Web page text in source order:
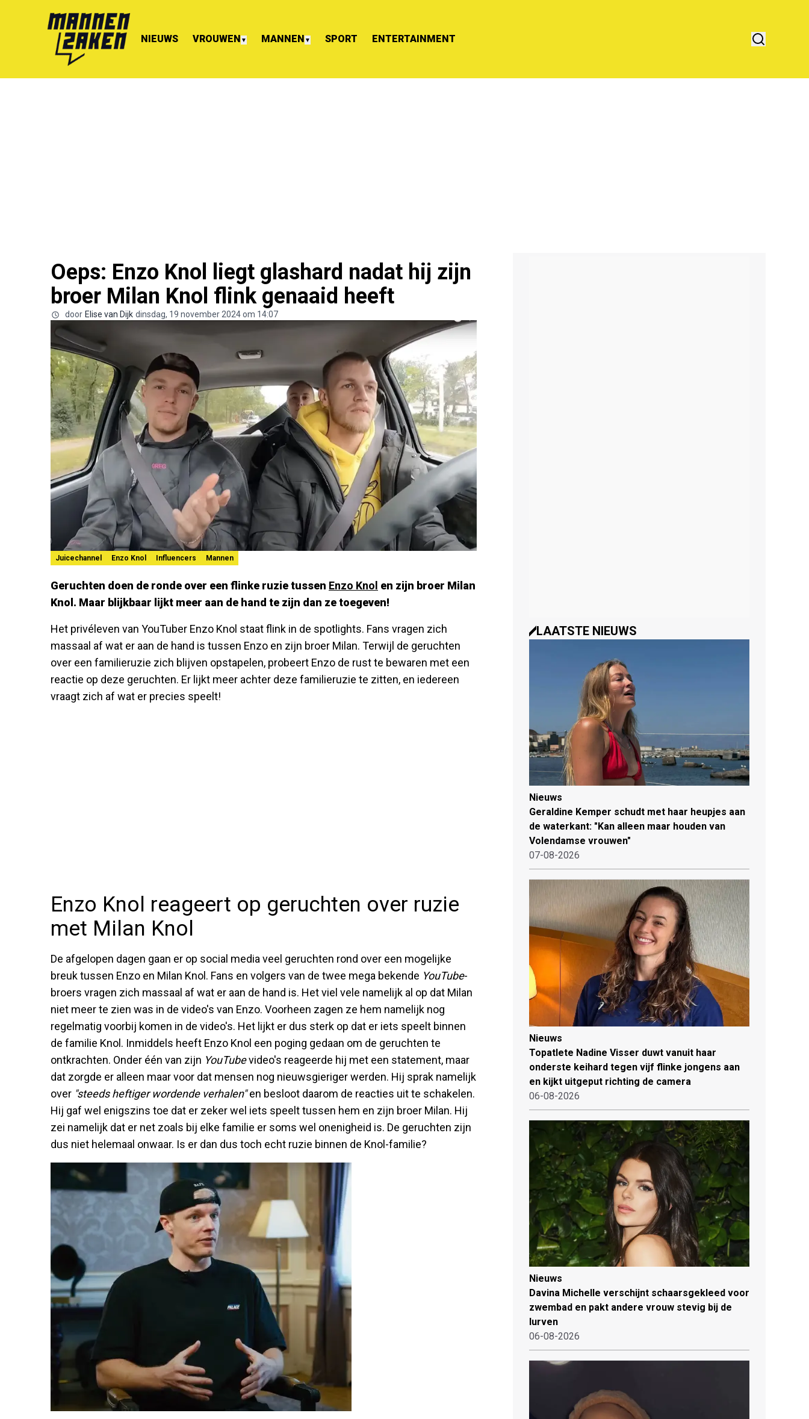
NIEUWS VROUWEN ▼ MANNEN ▼ SPORT ENTERTAINMENT
Oeps: Enzo Knol liegt glashard nadat hij zijn
broer Milan Knol flink genaaid heeft
door Elise van Dijk dinsdag, 19 november 2024 om 14:07
Juicechannel Enzo Knol Influencers Mannen
Geruchten doen de ronde over een flinke ruzie tussen Enzo Knol en zijn broer Milan
Knol. Maar blijkbaar lijkt meer aan de hand te zijn dan ze toegeven!
Het privéleven van YouTuber Enzo Knol staat flink in de spotlights. Fans vragen zich
massaal af wat er aan de hand is tussen Enzo en zijn broer Milan. Terwijl de geruchten
over een familieruzie zich blijven opstapelen, probeert Enzo de rust te bewaren met een
reactie op deze geruchten. Er lijkt meer achter deze familieruzie te zitten, en iedereen
vraagt zich af wat er precies speelt!
Enzo Knol reageert op geruchten over ruzie
met Milan Knol
De afgelopen dagen gaan er op social media veel geruchten rond over een mogelijke
breuk tussen Enzo en Milan Knol. Fans en volgers van de twee mega bekende YouTube-
broers vragen zich massaal af wat er aan de hand is. Het viel vele namelijk al op dat Milan
niet meer te zien was in de video's van Enzo. Voorheen zagen ze hem namelijk nog
regelmatig voorbij komen in de video's. Het lijkt er dus sterk op dat er iets speelt binnen
de familie Knol. Inmiddels heeft Enzo Knol een poging gedaan om de geruchten te
ontkrachten. Onder één van zijn YouTubevideo's reageerde hij met een statement, maar
dat zorgde er alleen maar voor dat mensen nog nieuwsgieriger werden. Hij sprak namelijk
over "steeds heftiger wordende verhalen"en besloot daarom de reacties uit te schakelen.
Hij gaf wel enigszins toe dat er zeker wel iets speelt tussen hem en zijn broer Milan. Hij
zei namelijk dat er net zoals bij elke familie er soms wel onenigheid is. De geruchten zijn
dus niet helemaal onwaar. Is er dan dus toch echt ruzie binnen de Knol-familie?
LAATSTE NIEUWS
Nieuws
Geraldine Kemper schudt met haar heupjes aan
de waterkant: "Kan alleen maar houden van
Volendamse vrouwen"
07-08-2026
Nieuws
Topatlete Nadine Visser duwt vanuit haar
onderste keihard tegen vijf flinke jongens aan
en kijkt uitgeput richting de camera
06-08-2026
Nieuws
Davina Michelle verschijnt schaarsgekleed voor
zwembad en pakt andere vrouw stevig bij de
lurven
06-08-2026